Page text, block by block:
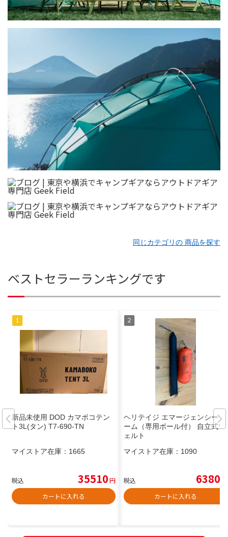
同じカテゴリの 商品を探す
ベストセラーランキングです
新品未使用 DOD カマボコテン
ト3L(タン) T7-690-TN
マイストア在庫： 1665
税込 35510円
カートに入れる
ヘリテイジ エマージェンシード
ーム（専用ポール付） 自立式ツ
ェルト
マイストア在庫： 1090
税込 6380
カートに入れる